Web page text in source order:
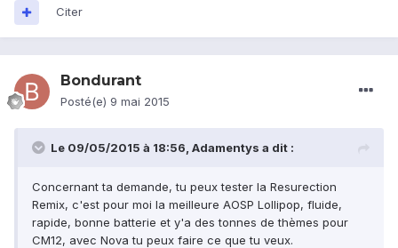
Citer
Bondurant
Posté(e) 9 mai 2015
Le 09/05/2015 à 18:56, Adamentys a dit :
Concernant ta demande, tu peux tester la Resurection
Remix, c'est pour moi la meilleure AOSP Lollipop, fluide,
rapide, bonne batterie et y'a des tonnes de thèmes pour
CM12, avec Nova tu peux faire ce que tu veux.